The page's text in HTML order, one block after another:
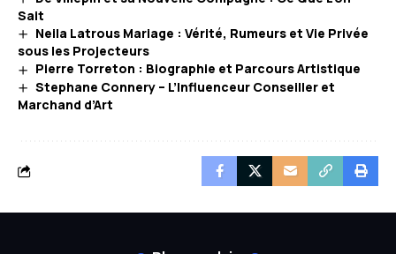
Sait
Neila Latrous Mariage : Vérité, Rumeurs et Vie Privée
sous les Projecteurs
Pierre Torreton : Biographie et Parcours Artistique
Stephane Connery – L’Influenceur Conseiller et
Marchand d’Art